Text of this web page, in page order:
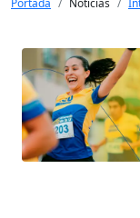
Portada Noticias